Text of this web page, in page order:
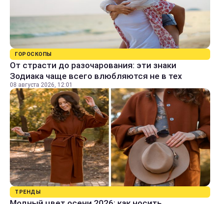
ГОРОСКОПЫ
От страсти до разочарования: эти знаки
Зодиака чаще всего влюбляются не в тех
08 августа 2026, 12:01
ТРЕНДЫ